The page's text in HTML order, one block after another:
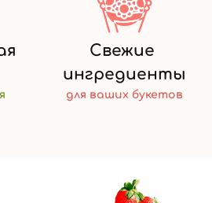
Свежие
ингредиенты
для ваших букетов